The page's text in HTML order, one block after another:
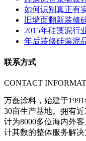
如何识别真正有
旧墙面翻新装修
2015年硅藻泥行
年后装修硅藻泥
联系方式
CONTACT
万磊涂料，始建于
30亩生产基地。拥有
计为8000多位海内外
计其数的整体服务解决